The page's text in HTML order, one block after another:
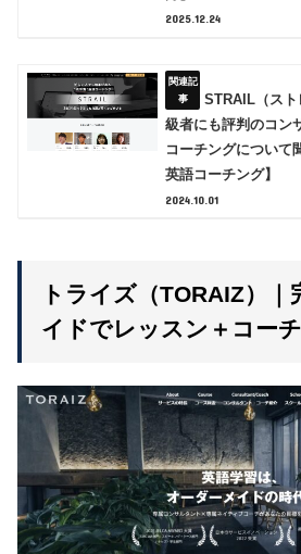
2025.12.24
STRAIL（ス
級者にも評判のコン
コーチングについて
英語コーチング】
2024.10.01
トライズ（TORAIZ）｜
イドでレッスン＋コー